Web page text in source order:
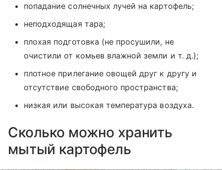
попадание солнечных лучей на картофель;
неподходящая тара;
плохая подготовка (не просушили, не
очистили от комьев влажной земли и т. д.);
плотное прилегание овощей друг к другу и
отсутствие свободного пространства;
низкая или высокая температура воздуха.
Сколько можно хранить
мытый картофель